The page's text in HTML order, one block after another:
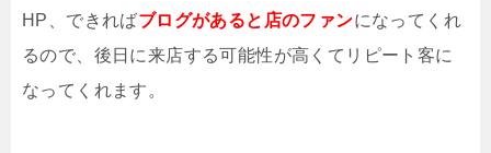
HP、できればブログがあると店のファンになってくれ
るので、後日に来店する可能性が高くてリピート客に
なってくれます。